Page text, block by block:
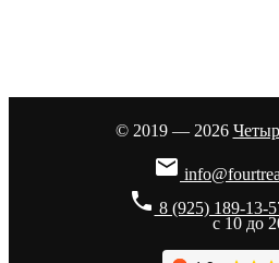
© 2019 — 2026

phone 8 (925) 189-13-
с 10 до